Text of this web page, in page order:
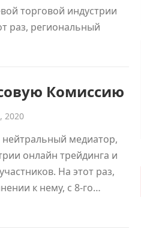
торговой индустрии
раз, региональный
Комиссию
2020
медиатор,
онлайн трейдинга и
На этот раз,
к нему, с 8-го…